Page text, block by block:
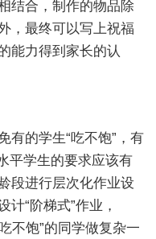
结合，制作的物品除
，最终可以写上祝福
能力得到家长的认
的学生“吃不饱”，有
平学生的要求应该有
段进行层次化作业设
“阶梯式”作业，
不饱”的同学做复杂一